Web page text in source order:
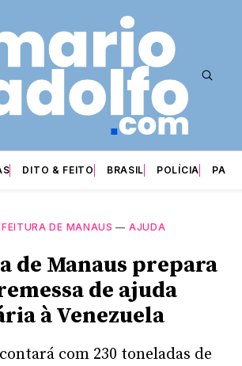
DITO & FEITO BRASIL POLÍCIA
DE MANAUS — AJUDA
de Manaus prepara
de ajuda
à Venezuela
com 230 toneladas de